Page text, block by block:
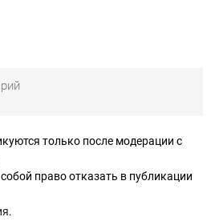
только после модерации с
право отказать в публикации
.